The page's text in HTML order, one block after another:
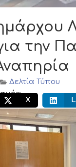
την
Δελτία Τύπου
X